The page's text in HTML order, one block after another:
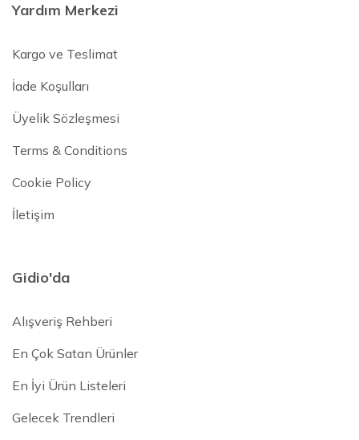
Yardım Merkezi
Kargo ve Teslimat
İade Koşulları
Üyelik Sözleşmesi
Terms & Conditions
Cookie Policy
İletişim
Gidio'da
Alışveriş Rehberi
En Çok Satan Ürünler
En İyi Ürün Listeleri
Gelecek Trendleri